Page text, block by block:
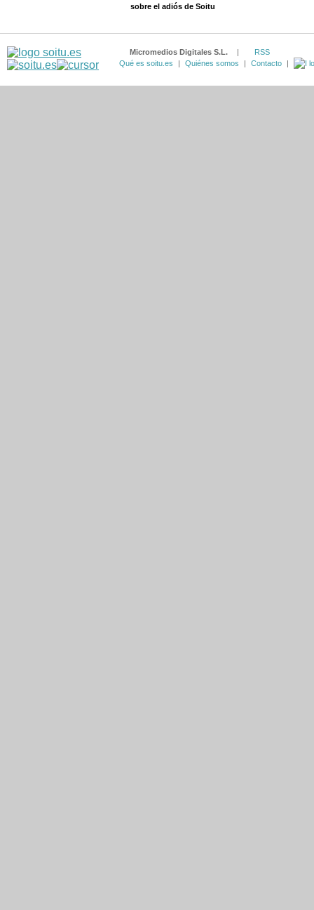
sobre el adiós de Soitu
Micromedios Digitales S.L. |
RSS
Qué es soitu.es
| Quiénes somos | Contacto |